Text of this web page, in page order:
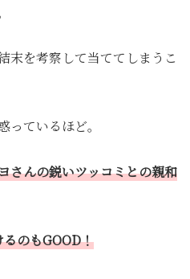
末を考察して当ててしまうこ
ているほど。
さんの鋭いツッコミとの親和
のもGOOD！